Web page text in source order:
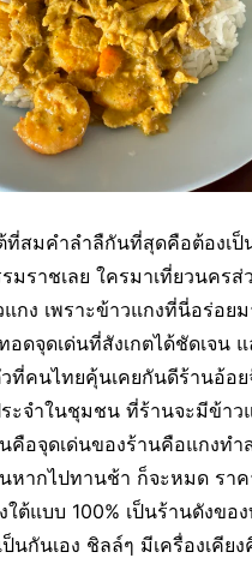
ที่สมคำลำลืกันที่สุดคือต้องเป็
มราชเลย ใครมาเที่ยวนคร
กง เพราะข้าวแกงที่นี่อร่อย
อดจุดเด่นที่สังเกตได้ชัดเจน
ที่คนไทยคุ้นเคยกันดีร้านอ้อย
ะจำในชุมชน ที่ร้านจะมีข้าว
คือจุดเด่นของร้านคือแกงท
หากไปทานช้า ก็จะหมด ราค
ต้แบบ 100% เป็นร้านดังของ
นกันเอง ชิลล์ๆ มีเครื่องเคีย